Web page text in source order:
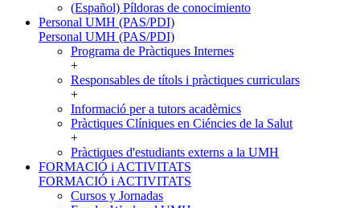
(Español) Píldoras de conocimiento
Personal UMH (PAS/PDI)
Personal UMH (PAS/PDI)
Programa de Pràctiques Internes
+
Responsables de títols i pràctiques curriculars
+
Informació per a tutors acadèmics
Pràctiques Clíniques en Ciéncies de la Salut
+
Pràctiques d'estudiants externs a la UMH
FORMACIÓ i ACTIVITATS
FORMACIÓ i ACTIVITATS
Cursos y Jornadas